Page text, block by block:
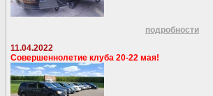
подробности
11.04.2022
Совершеннолетие клуба 20-22 мая!